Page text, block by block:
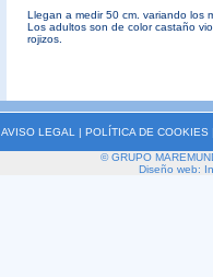
Llegan a medir 50 cm. variando los
Los adultos son de color castaño
rojizos.
AVISO LEGAL | POLÍTICA DE COOKIES
© GRUPO
Diseño web: